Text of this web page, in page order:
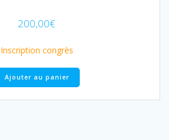
200,00€
Inscription congrès
Ajouter au panier